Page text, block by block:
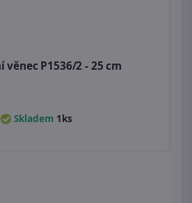
věnec P1536/2 - 25 cm
Skladem 1ks